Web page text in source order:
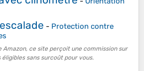
- Protection contre
Amazon, ce site perçoit une commission sur
éligibles sans surcoût pour vous.